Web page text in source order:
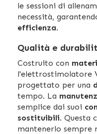
le sessioni di
necessità,
efficienza.
Qualità e
Costruito con
l'elettrostimolatore
progettato per una
tempo. La
semplice dai suoi
sostituibili. Questa
mantenerlo sempre